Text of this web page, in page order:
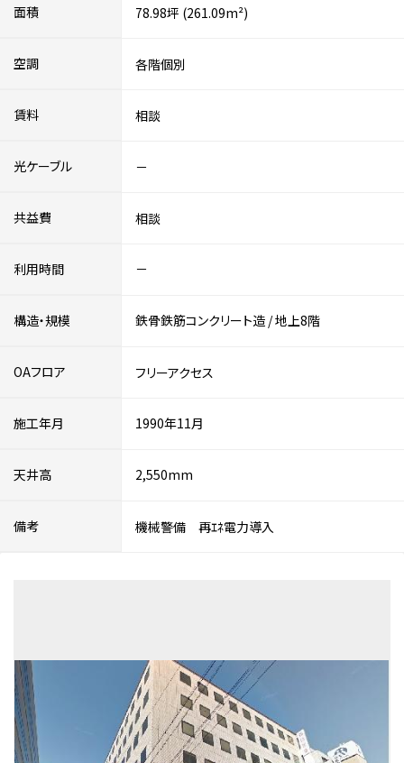
面積 78.98坪 (261.09m²)
空調 各階個別
賃料 相談
光ケーブル －
共益費 相談
利用時間 －
構造・規模 鉄骨鉄筋コンクリート造 /地上8階
OAフロア フリーアクセス
施工年月 1990年11月
天井高 2,550mm
備考 機械警備 再ｴﾈ電力導入